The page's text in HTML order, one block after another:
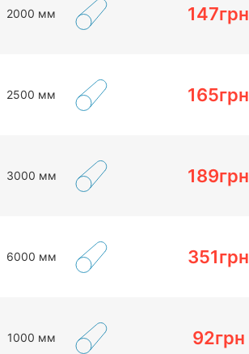
2000 мм 147грн
2500 мм 165грн
3000 мм 189грн
6000 мм 351грн
1000 мм 92грн